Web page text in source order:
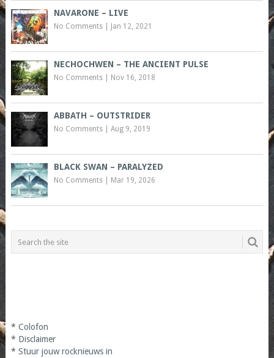
NAVARONE – LIVE
No Comments| Jan 12, 2021
NECHOCHWEN – THE ANCIENT PULSE
No Comments| Nov 16, 2018
ABBATH – OUTSTRIDER
No Comments| Aug 9, 2019
BLACK SWAN – PARALYZED
No Comments| Mar 19, 2026
* Colofon
* Disclaimer
* Stuur jouw rocknieuws in